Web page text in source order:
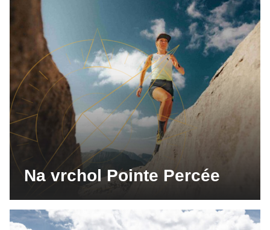
Na vrchol Pointe Percée